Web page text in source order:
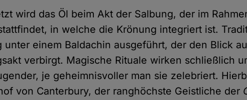
wird das Öl beim Akt der Salbung, der im
in welche die Krönung integriert ist.
unter einem Baldachin ausgeführt, der den Blick
verbirgt. Magische Rituale wirken schließlich
je geheimnisvoller man sie zelebriert.
von Canterbury, der ranghöchste Geistliche der